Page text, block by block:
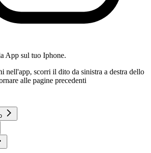
App sul tuo Iphone.
nell'app, scorri il dito da sinistra a destra dello
alle pagine precedenti